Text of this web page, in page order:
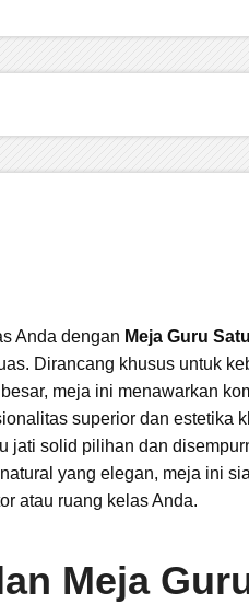
Anda dengan Meja Guru
Dirancang khusus untuk
meja ini menawarkan
superior dan estetika
jati solid pilihan dan
yang elegan, meja ini
atau ruang kelas Anda.
Meja